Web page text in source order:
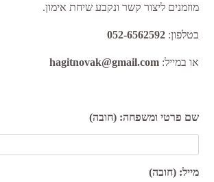
מוזמנים ליצור קשר ונקבע שיחת אימון.
בטלפון:052-6562592
או במייל:hagitnovak@gmail.com
שם פרטי ומשפחה: (חובה)
מייל: (חובה)